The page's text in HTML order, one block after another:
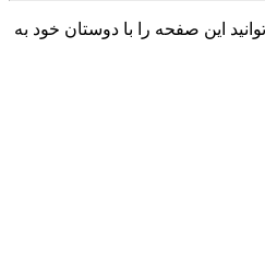
این صفحه را با دوستان خود به